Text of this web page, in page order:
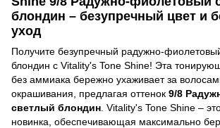
блондин – безупречный цвет и
уход
Получите безупречный радужно-
блондин с Vitality's Tone Shine! Эта
без аммиака бережно ухаживает за
окрашивания, предлагая оттенок 9/8
светлый блондин . Vitality's Tone Shine –
новинка, обеспечивающая максимально